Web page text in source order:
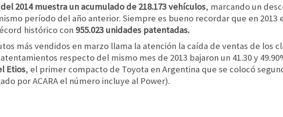
2014 muestra un acumulado de 218.173 vehículos, marcando un
período del año anterior. Siempre es bueno recordar que en 2013
histórico con 955.023 unidades patentadas.
más vendidos en marzo llama la atención la caída de ventas de los
respecto del mismo mes de 2013 bajaron un 41.30 y
Etios, el primer compacto de Toyota en Argentina que se colocó
por ACARA el número incluye al Power).